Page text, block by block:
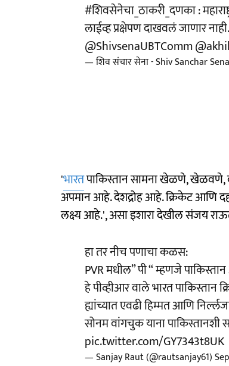
#शिवसेनेचा_ठाकरी_दणका:
लाईव्ह प्रक्षेपण दाखवलं जाणार
@ShivsenaUBTComm
— शिव संचार सेना - Shiv Sanchar
'भारतपाकिस्तान सामना खेळणे, खेळवणे,
अपमान आहे. देशद्रोह आहे. क्रिकेट आणि
लक्ष्य आहे.', असा इशारा देखील संजय
हा तर नीच पणाचा कळस:
PVR मधील” पी “ म्हणजे
हे पीव्हीआर वाले भारत पाकिस्तान
ह्यांच्यात एवढी हिम्मत आणि
सोनम वांगचुक याना पाकिस्तानशी
pic.twitter.com/GY7343t8UK
— Sanjay Raut (@rautsanjay61)